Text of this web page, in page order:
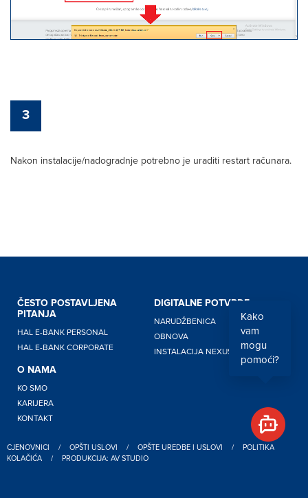
3
Nakon instalacije/nadogradnje potrebno je uraditi restart računara.
ČESTO POSTAVLJENA
PITANJA
HAL E-BANK PERSONAL
HAL E-BANK CORPORATE
DIGITALNE POTVRDE
NARUDŽBENICA
OBNOVA
INSTALACIJA NEXUS PERSONAL
O NAMA
KO SMO
KARIJERA
KONTAKT
CJENOVNICI / OPŠTI USLOVI / OPŠTE UREDBE I USLOVI /
POLITIKA
KOLAČIĆA
/ PRODUKCIJA: AV STUDIO
Kako
vam
mogu
pomoći?